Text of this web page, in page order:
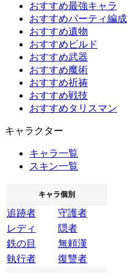
おすすめ最強キャラ
おすすめパーティ編成
おすすめ遺物
おすすめビルド
おすすめ武器
おすすめ魔術
おすすめ祈祷
おすすめ戦技
おすすめタリスマン
キャラクター
キャラ一覧
スキン一覧
キャラ個別
追跡者
守護者
レディ
隠者
鉄の目
無頼漢
執行者
復讐者